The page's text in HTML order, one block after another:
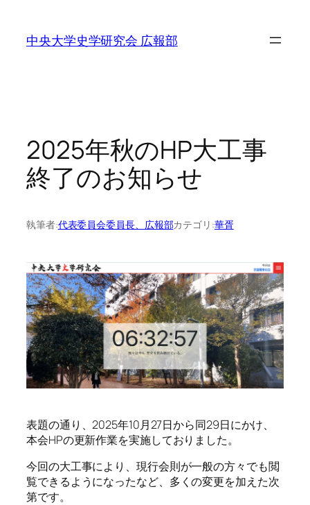
中央大学史学研究会 広報部
2025年秋のHP大工事
終了のお知らせ
執筆者:代表委員会委員長、広報部カテゴリ:華胥
表題の通り、2025年10月27日から同29日にかけ、
本会HPの更新作業を実施しておりました。
今回の大工事により、現行会則が一般の方々でも閲
覧できるようになったなど、多くの変更を加えた次
第です。